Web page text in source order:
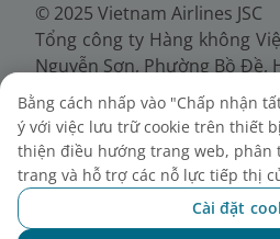
© 2025 Vietnam Airlines JSC
Tổng công ty Hàng không
Nguyễn Sơn, Phường Bồ Đề,
Điện thoại: (+84-24)
38722375
Giấy chứng nhận đăng ký
doanh nghiệp 0100107518,
30/6/2010, đăng ký thay
24/7/2025, cấp bởi Sở Tài
Bằng cách nhấp vào "Chấp nhận
ý với việc lưu trữ cookie trên thiết
thiện điều hướng trang web, phân
trang và hỗ trợ các nỗ lực tiếp thị
Cài đặt